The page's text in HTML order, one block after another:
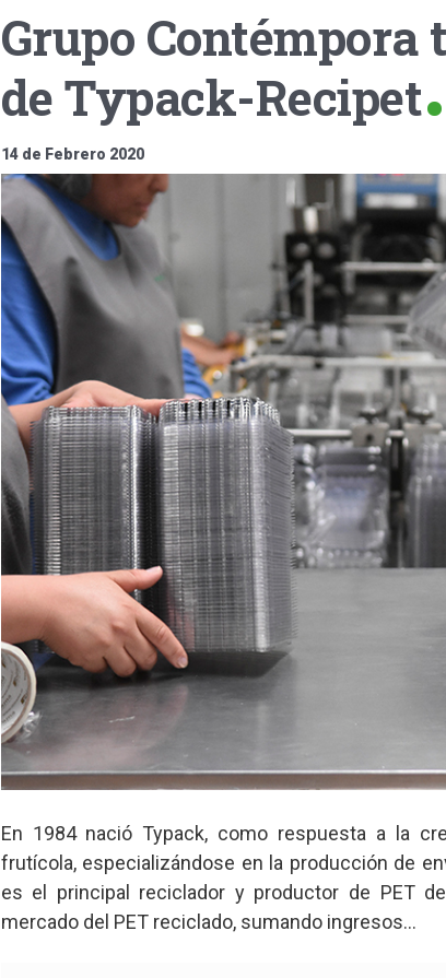
Grupo Contémpora
de Typack-Recipet
14 de Febrero 2020
En 1984 nació Typack, como respuesta a la
frutícola, especializándose en la producción de
es el principal reciclador y productor de PET
mercado del PET reciclado, sumando ingresos...